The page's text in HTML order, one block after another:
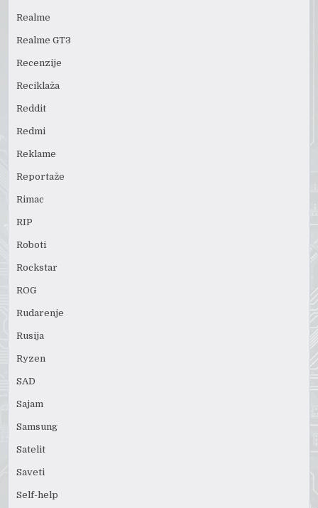
Realme
Realme GT3
Recenzije
Reciklaža
Reddit
Redmi
Reklame
Reportaže
Rimac
RIP
Roboti
Rockstar
ROG
Rudarenje
Rusija
Ryzen
SAD
Sajam
Samsung
Satelit
Saveti
Self-help